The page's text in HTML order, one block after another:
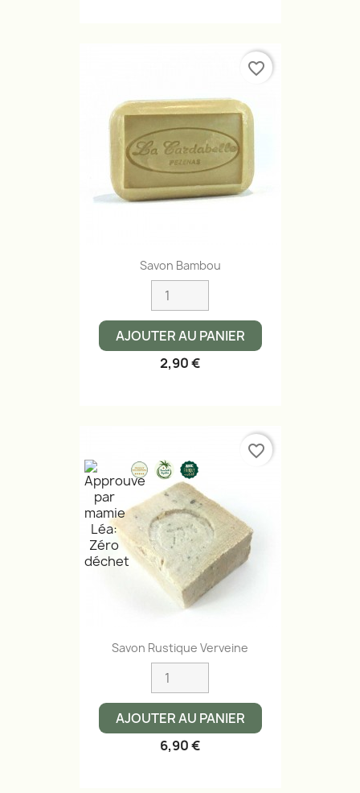
Savon Bambou
AJOUTER AU PANIER
2,90 €
favorite_border
Savon Rustique Verveine
AJOUTER AU PANIER
6,90 €
favorite_border